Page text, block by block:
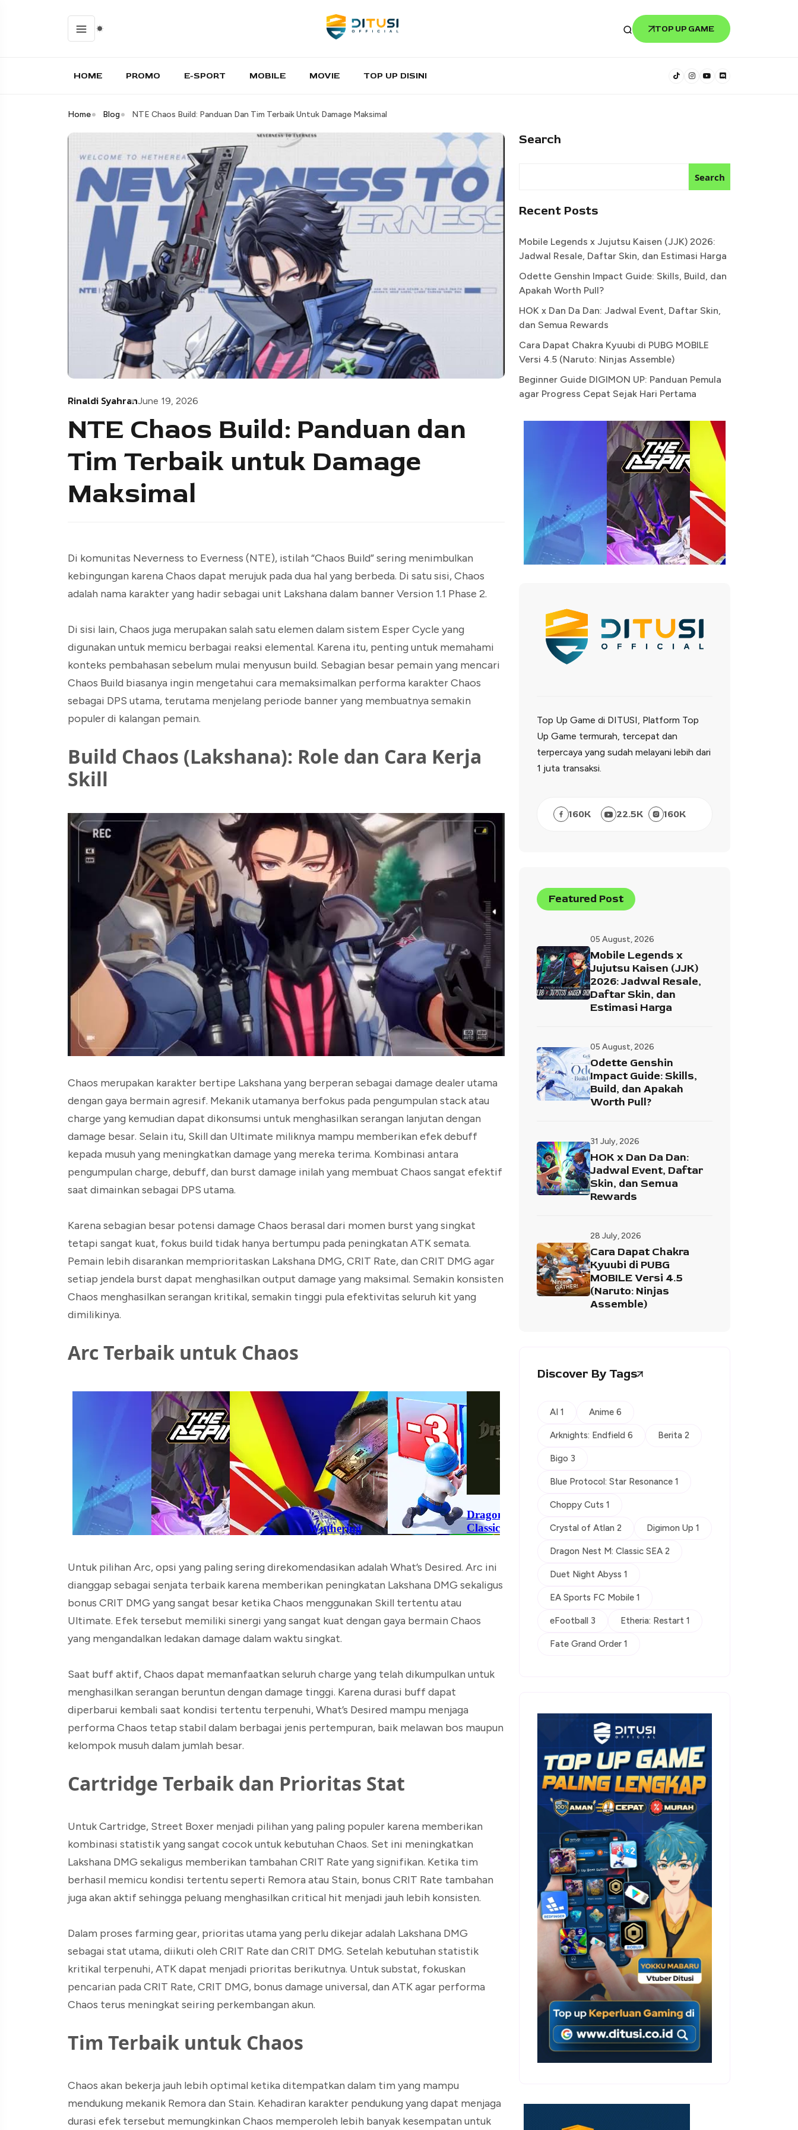
TOP UP GAME
HOME PROMO E-SPORT MOBILE MOVIE TOP UP DISINI
Home Blog NTE Chaos Build: Panduan Dan Tim Terbaik Untuk Damage Maksimal
Rinaldi SyahranJune 19, 2026
NTE Chaos Build: Panduan dan
Tim Terbaik untuk Damage
Maksimal
Di komunitas Neverness to Everness (NTE), istilah “Chaos Build” sering menimbulkan
kebingungan karena Chaos dapat merujuk pada dua hal yang berbeda. Di satu sisi, Chaos
adalah nama karakter yang hadir sebagai unit Lakshana dalam banner Version 1.1 Phase 2.
Di sisi lain, Chaos juga merupakan salah satu elemen dalam sistem Esper Cycle yang
digunakan untuk memicu berbagai reaksi elemental. Karena itu, penting untuk memahami
konteks pembahasan sebelum mulai menyusun build. Sebagian besar pemain yang mencari
Chaos Build biasanya ingin mengetahui cara memaksimalkan performa karakter Chaos
sebagai DPS utama, terutama menjelang periode banner yang membuatnya semakin
populer di kalangan pemain.
Build Chaos (Lakshana): Role dan Cara Kerja
Skill
Chaos merupakan karakter bertipe Lakshana yang berperan sebagai damage dealer utama
dengan gaya bermain agresif. Mekanik utamanya berfokus pada pengumpulan stack atau
charge yang kemudian dapat dikonsumsi untuk menghasilkan serangan lanjutan dengan
damage besar. Selain itu, Skill dan Ultimate miliknya mampu memberikan efek debuff
kepada musuh yang meningkatkan damage yang mereka terima. Kombinasi antara
pengumpulan charge, debuff, dan burst damage inilah yang membuat Chaos sangat efektif
saat dimainkan sebagai DPS utama.
Karena sebagian besar potensi damage Chaos berasal dari momen burst yang singkat
tetapi sangat kuat, fokus build tidak hanya bertumpu pada peningkatan ATK semata.
Pemain lebih disarankan memprioritaskan Lakshana DMG, CRIT Rate, dan CRIT DMG agar
setiap jendela burst dapat menghasilkan output damage yang maksimal. Semakin konsisten
Chaos menghasilkan serangan kritikal, semakin tinggi pula efektivitas seluruh kit yang
dimilikinya.
Arc Terbaik untuk Chaos
Untuk pilihan Arc, opsi yang paling sering direkomendasikan adalah What’s Desired. Arc ini
dianggap sebagai senjata terbaik karena memberikan peningkatan Lakshana DMG sekaligus
bonus CRIT DMG yang sangat besar ketika Chaos menggunakan Skill tertentu atau
Ultimate. Efek tersebut memiliki sinergi yang sangat kuat dengan gaya bermain Chaos
yang mengandalkan ledakan damage dalam waktu singkat.
Saat buff aktif, Chaos dapat memanfaatkan seluruh charge yang telah dikumpulkan untuk
menghasilkan serangan beruntun dengan damage tinggi. Karena durasi buff dapat
diperbarui kembali saat kondisi tertentu terpenuhi, What’s Desired mampu menjaga
performa Chaos tetap stabil dalam berbagai jenis pertempuran, baik melawan bos maupun
kelompok musuh dalam jumlah besar.
Cartridge Terbaik dan Prioritas Stat
Untuk Cartridge, Street Boxer menjadi pilihan yang paling populer karena memberikan
kombinasi statistik yang sangat cocok untuk kebutuhan Chaos. Set ini meningkatkan
Lakshana DMG sekaligus memberikan tambahan CRIT Rate yang signifikan. Ketika tim
berhasil memicu kondisi tertentu seperti Remora atau Stain, bonus CRIT Rate tambahan
juga akan aktif sehingga peluang menghasilkan critical hit menjadi jauh lebih konsisten.
Dalam proses farming gear, prioritas utama yang perlu dikejar adalah Lakshana DMG
sebagai stat utama, diikuti oleh CRIT Rate dan CRIT DMG. Setelah kebutuhan statistik
kritikal terpenuhi, ATK dapat menjadi prioritas berikutnya. Untuk substat, fokuskan
pencarian pada CRIT Rate, CRIT DMG, bonus damage universal, dan ATK agar performa
Chaos terus meningkat seiring perkembangan akun.
Tim Terbaik untuk Chaos
Chaos akan bekerja jauh lebih optimal ketika ditempatkan dalam tim yang mampu
mendukung mekanik Remora dan Stain. Kehadiran karakter pendukung yang dapat menjaga
durasi efek tersebut memungkinkan Chaos memperoleh lebih banyak kesempatan untuk
Search
Search
Recent Posts
Mobile Legends x Jujutsu Kaisen (JJK) 2026:
Jadwal Resale, Daftar Skin, dan Estimasi Harga
Odette Genshin Impact Guide: Skills, Build, dan
Apakah Worth Pull?
HOK x Dan Da Dan: Jadwal Event, Daftar Skin,
dan Semua Rewards
Cara Dapat Chakra Kyuubi di PUBG MOBILE
Versi 4.5 (Naruto: Ninjas Assemble)
Beginner Guide DIGIMON UP: Panduan Pemula
agar Progress Cepat Sejak Hari Pertama
Top Up Game di DITUSI, Platform Top
Up Game termurah, tercepat dan
terpercaya yang sudah melayani lebih dari
1 juta transaksi.
160K 22.5K 160K
Featured Post
05 August, 2026
Mobile Legends x
Jujutsu Kaisen (JJK)
2026: Jadwal Resale,
Daftar Skin, dan
Estimasi Harga
05 August, 2026
Odette Genshin
Impact Guide: Skills,
Build, dan Apakah
Worth Pull?
31 July, 2026
HOK x Dan Da Dan:
Jadwal Event, Daftar
Skin, dan Semua
Rewards
28 July, 2026
Cara Dapat Chakra
Kyuubi di PUBG
MOBILE Versi 4.5
(Naruto: Ninjas
Assemble)
Discover By Tags
AI 1 Anime 6
Arknights: Endfield 6 Berita 2
Bigo 3
Blue Protocol: Star Resonance 1
Choppy Cuts 1
Crystal of Atlan 2 Digimon Up 1
Dragon Nest M: Classic SEA 2
Duet Night Abyss 1
EA Sports FC Mobile 1
eFootball 3 Etheria: Restart 1
Fate Grand Order 1